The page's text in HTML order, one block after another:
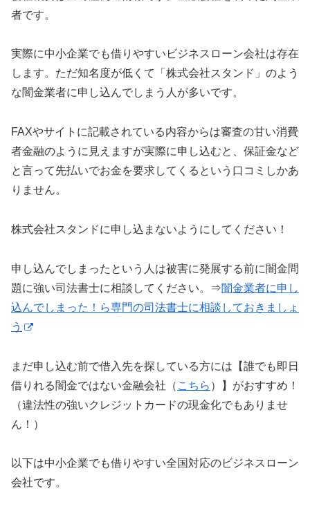
者です。
実際に中小企業でも借りやすいビジネスローン会社は存在
します。ただ知名度が低くて「株式会社スタンド」のよう
な闇金業者に申し込んでしまう人が多いです。
FAXやサイトに記載されている内容からは審査の甘い消費
者金融のように見えますが実際に申し込むと、保証金など
と言って先払いでお金を要求してくるという口コミしかあ
りません。
株式会社スタンドに申し込まないようにしてください！
申し込んでしまったという人は被害に発展する前に闇金問
題に強い司法書士に相談してください。⇒闇金業者に申し
込んでしまった！ら専門の司法書士に相談しておきましょ
う
まだ申し込む前で借入先を探している方には【誰でも即日
借りれる闇金ではない金融会社（ こちら ）】がおすすめ！
（違法性の強いクレジットカードの現金化でもありませ
ん！）
以下は中小企業でも借りやすい全国対応のビジネスローン
会社です。